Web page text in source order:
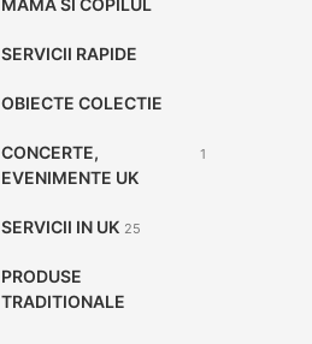
MAMA SI COPILUL
SERVICII RAPIDE
OBIECTE COLECTIE
CONCERTE,
EVENIMENTE UK
1
SERVICII IN UK 25
PRODUSE
TRADITIONALE